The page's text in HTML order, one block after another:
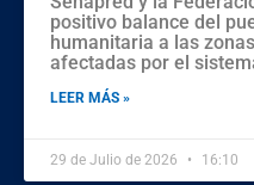
positivo balance del
humanitaria a las
afectadas por el
LEER MÁS »
29 de Julio de 2026 16:10